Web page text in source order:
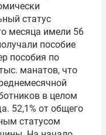
статус
месяца имели 56
пособие
пособия по
манатов, что
в целом
52,1% от общего
статусом